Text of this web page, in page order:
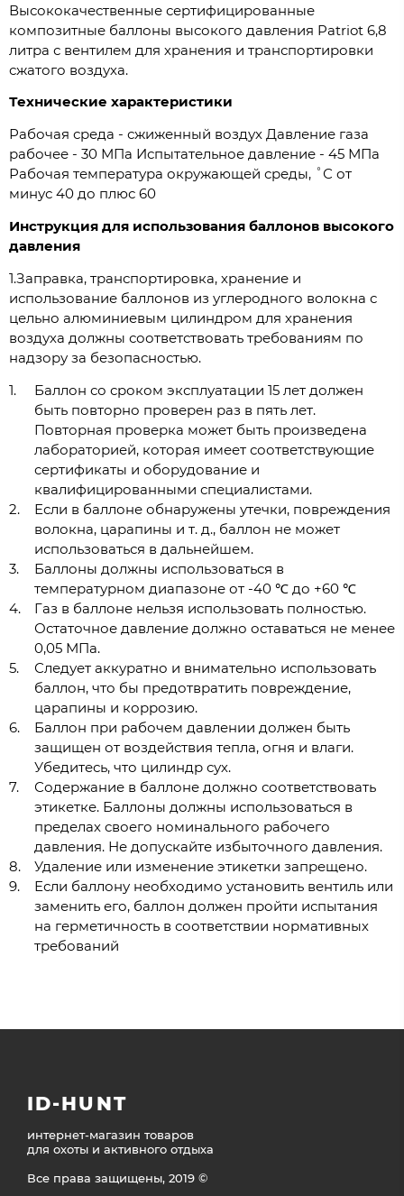
Высококачественные сертифицированные
композитные баллоны высокого давления Patriot 6,8
литра с вентилем для хранения и транспортировки
сжатого воздуха.
Технические характеристики
Рабочая среда - сжиженный воздух Давление газа
рабочее - 30 МПа Испытательное давление - 45 МПа
Рабочая температура окружающей среды, ˚С от
минус 40 до плюс 60
Инструкция для использования баллонов высокого
давления
1.Заправка, транспортировка, хранение и
использование баллонов из углеродного волокна с
цельно алюминиевым цилиндром для хранения
воздуха должны соответствовать требованиям по
надзору за безопасностью.
Баллон со сроком эксплуатации 15 лет должен
быть повторно проверен раз в пять лет.
Повторная проверка может быть произведена
лабораторией, которая имеет соответствующие
сертификаты и оборудование и
квалифицированными специалистами.
Если в баллоне обнаружены утечки, повреждения
волокна, царапины и т. д., баллон не может
использоваться в дальнейшем.
Баллоны должны использоваться в
температурном диапазоне от -40 ℃ до +60 ℃
Газ в баллоне нельзя использовать полностью.
Остаточное давление должно оставаться не менее
0,05 МПа.
Следует аккуратно и внимательно использовать
баллон, что бы предотвратить повреждение,
царапины и коррозию.
Баллон при рабочем давлении должен быть
защищен от воздействия тепла, огня и влаги.
Убедитесь, что цилиндр сух.
Содержание в баллоне должно соответствовать
этикетке. Баллоны должны использоваться в
пределах своего номинального рабочего
давления. Не допускайте избыточного давления.
Удаление или изменение этикетки запрещено.
Если баллону необходимо установить вентиль или
заменить его, баллон должен пройти испытания
на герметичность в соответствии нормативных
требований
ID-HUNT
интернет-магазин товаров
для охоты и активного отдыха
Все права защищены, 2019 ©